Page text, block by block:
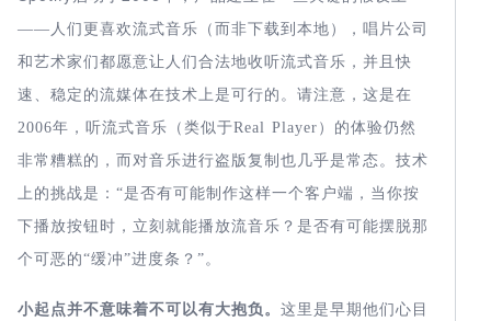
——人们更喜欢流式音乐（而非下载到本地），唱片公司
和艺术家们都愿意让人们合法地收听流式音乐，并且快
速、稳定的流媒体在技术上是可行的。请注意，这是在
2006年，听流式音乐（类似于Real Player ）的体验仍然
非常糟糕的，而对音乐进行盗版复制也几乎是常态。技术
上的挑战是：“是否有可能制作这样一个客户端，当你按
下播放按钮时，立刻就能播放流音乐？是否有可能摆脱那
个可恶的“缓冲”进度条？”。
小起点并不意味着不可以有大抱负。 这里是早期他们心目